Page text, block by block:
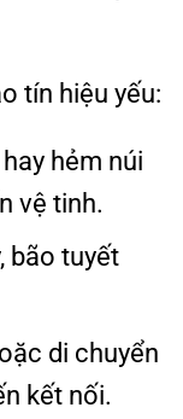
tín hiệu yếu:
hẻm núi
vệ tinh.
bão tuyết
di chuyển
kết nối.